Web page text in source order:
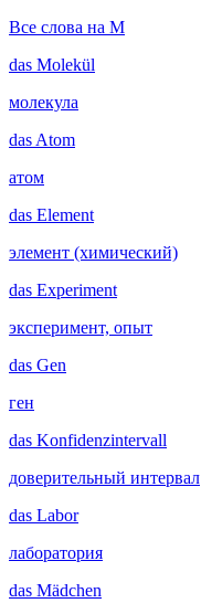
Все слова на M
das Molekül
молекула
das Atom
атом
das Element
элемент (химический)
das Experiment
эксперимент, опыт
das Gen
ген
das Konfidenzintervall
доверительный интервал
das Labor
лаборатория
das Mädchen